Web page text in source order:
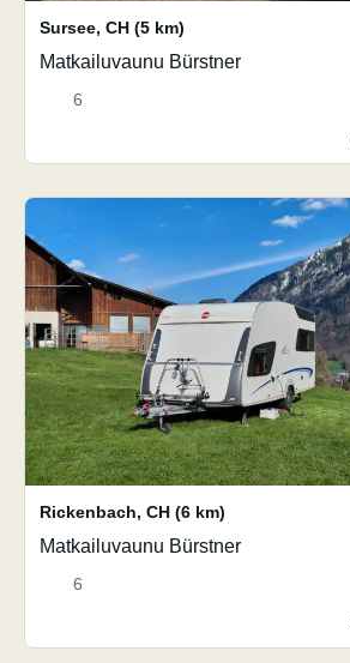
Sursee, CH (5 km)
Matkailuvaunu Bürstner
6
Rickenbach, CH (6 km)
Matkailuvaunu Bürstner
6